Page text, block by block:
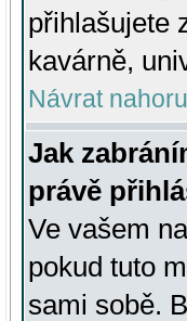
přihlašujete
kavárně,
Návrat nahoru
Jak
právě
Ve vašem
pokud tuto
sami sobě.